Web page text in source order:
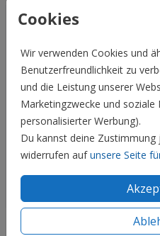
Cookies
Wir verwenden Cookies und
Benutzerfreundlichkeit zu
und die Leistung unserer
Marketingzwecke und soziale
personalisierter Werbung).
Du kannst deine
widerrufen aufunsere Seite
Hochzeit